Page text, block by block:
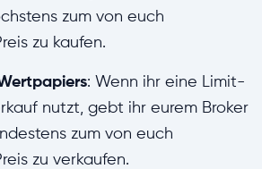
zum von euch
zu kaufen.
: Wenn ihr eine Limit-
nutzt, gebt ihr eurem Broker
zum von euch
zu verkaufen.